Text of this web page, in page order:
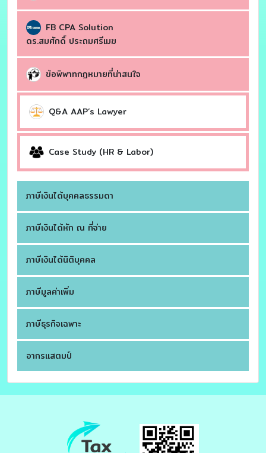
FB CPA Solution
ดร.สมศักดิ์ ประถมศรีเมฆ
ข้อพิพาทกฏหมายที่น่าสนใจ
Q&A AAP’s Lawyer
Case Study (HR & Labor)
ภาษีเงินได้บุคคลธรรมดา
ภาษีเงินได้หัก ณ ที่จ่าย
ภาษีเงินได้นิติบุคคล
ภาษีมูลค่าเพิ่ม
ภาษีธุรกิจเฉพาะ
อากรแสตมป์